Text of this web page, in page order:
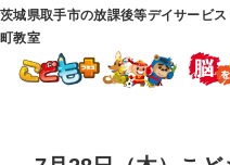
茨城県取手市の放課後等デイサービ
町教室